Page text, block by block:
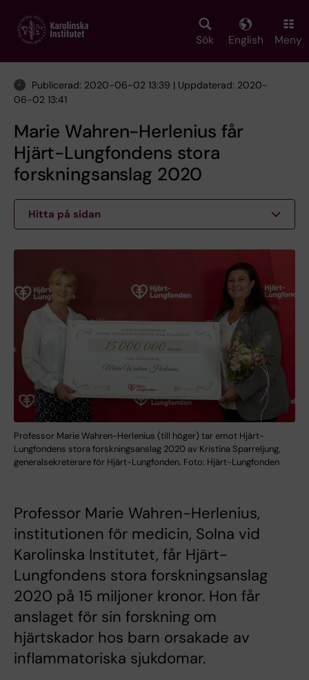
main
Sök English Meny
Publicerad: 2020-06-02 13:39 | Uppdaterad: 2020-
06-02 13:41
Marie Wahren-Herlenius får
Hjärt-Lungfondens stora
forskningsanslag 2020
Hitta på sidan
Professor Marie Wahren-Herlenius (till höger) tar emot Hjärt-
Lungfondens stora forskningsanslag 2020 av Kristina Sparreljung,
generalsekreterare för Hjärt-Lungfonden. Foto: Hjärt-Lungfonden
Professor Marie Wahren-Herlenius,
institutionen för medicin, Solna vid
Karolinska Institutet, får Hjärt-
Lungfondens stora forskningsanslag
2020 på 15 miljoner kronor. Hon får
anslaget för sin forskning om
hjärtskador hos barn orsakade av
inflammatoriska sjukdomar.